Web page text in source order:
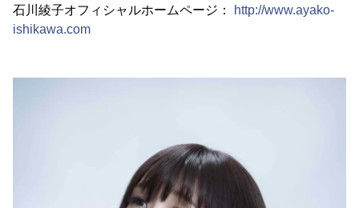
石川綾子オフィシャルホームページ：
http://www.ayako-
ishikawa.com